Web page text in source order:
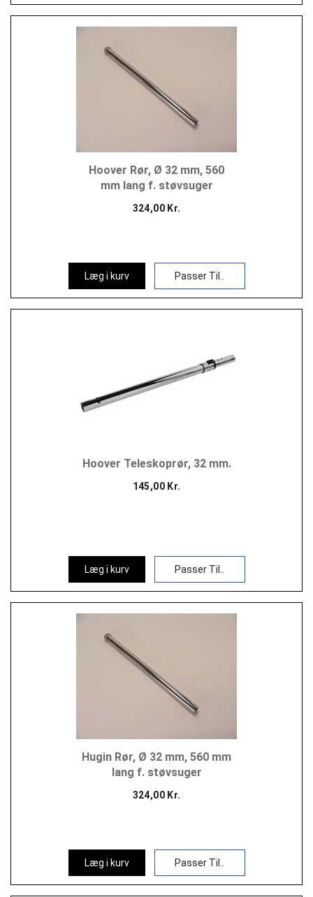
Hoover Rør, Ø 32 mm, 560
mm lang f. støvsuger
324,00 Kr.
Læg i kurv Passer Til..
Hoover Teleskoprør, 32 mm.
145,00 Kr.
Læg i kurv Passer Til..
Hugin Rør, Ø 32 mm, 560 mm
lang f. støvsuger
324,00 Kr.
Læg i kurv Passer Til..